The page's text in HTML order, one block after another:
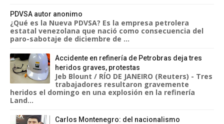
PDVSA autor anonimo
¿Qué es la Nueva PDVSA? Es la empresa petrolera
estatal venezolana que nació como consecuencia del
paro-sabotaje de diciembre de ...
Accidente en refinería de Petrobras deja tres
heridos graves, protestas
Jeb Blount / RÍO DE JANEIRO (Reuters) - Tres
trabajadores resultaron gravemente
heridos el domingo en una explosión en la refinería
Land...
Carlos Montenegro: del nacionalismo